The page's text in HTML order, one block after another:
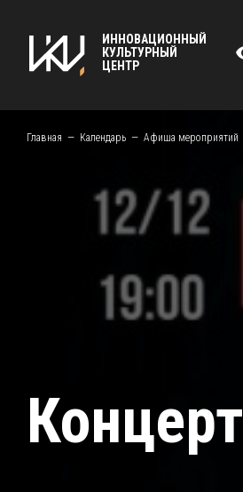
ИННОВАЦИОННЫЙ
КУЛЬТУРНЫЙ
ЦЕНТР
Главная Календарь Афиша мероприятий
Концерт